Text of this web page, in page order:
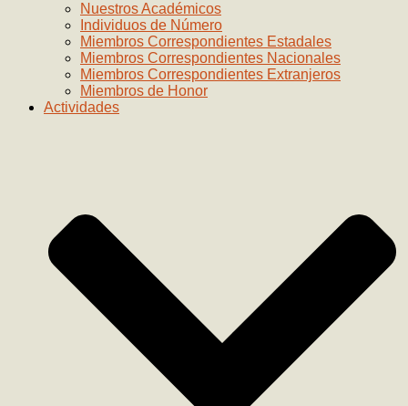
Nuestros Académicos
Individuos de Número
Miembros Correspondientes Estadales
Miembros Correspondientes Nacionales
Miembros Correspondientes Extranjeros
Miembros de Honor
Actividades